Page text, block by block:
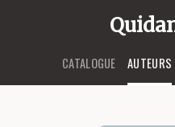
CATALOGUE AUTEURS